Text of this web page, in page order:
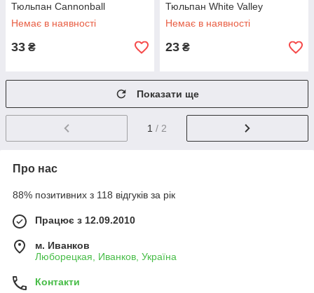
Тюльпан Cannonball
Немає в наявності
33 ₴
Тюльпан White Valley
Немає в наявності
23 ₴
Показати ще
1 / 2
Про нас
88% позитивних з 118 відгуків за рік
Працює з 12.09.2010
м. Иванков
Люборецкая, Иванков, Україна
Контакти